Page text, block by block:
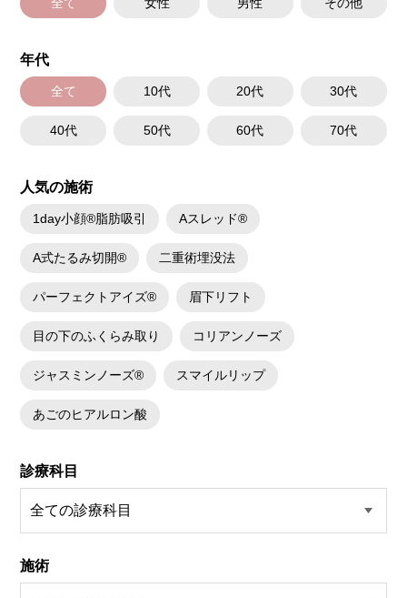
全て 女性 男性 その他
年代
全て 10代 20代 30代
40代 50代 60代 70代
人気の施術
1day小顔®脂肪吸引 Aスレッド®
A式たるみ切開® 二重術埋没法
パーフェクトアイズ® 眉下リフト
目の下のふくらみ取り コリアンノーズ
ジャスミンノーズ® スマイルリップ
あごのヒアルロン酸
診療科目
施術